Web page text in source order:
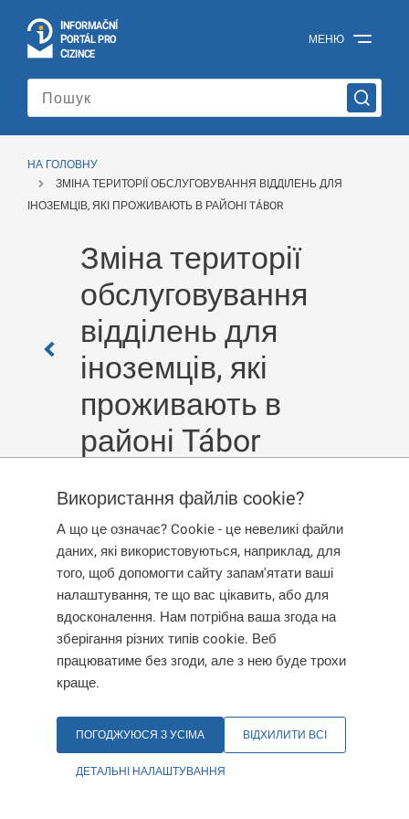
INFORMAČNÍ
PORTÁL PRO
CIZINCE
портал
іноземців
Міністерства
Чеської
Республіки
МЕНЮ
Використання файлів cookie?
А що це означає? Cookie - це невеликі файли
даних, які використовуються, наприклад, для
того, щоб допомогти сайту запам'ятати ваші
налаштування, те що вас цікавить, або для
вдосконалення. Нам потрібна ваша згода на
зберігання різних типів cookie. Веб
працюватиме без згоди, але з нею буде трохи
краще.
ПОГОДЖУЮСЯ З УСІМА ВІДХИЛИТИ ВСІ
ДЕТАЛЬНІ НАЛАШТУВАННЯ
НА ГОЛОВНУ
ЗМІНА ТЕРИТОРІЇ ОБСЛУГОВУВАННЯ ВІДДІЛЕНЬ ДЛЯ
ІНОЗЕМЦІВ, ЯКІ ПРОЖИВАЮТЬ В РАЙОНІ TÁBOR
Зміна території
обслуговування
відділень для
іноземців, які
проживають в
районі Tábor
Опубліковано:12. 5. 2026
15 травня 2026 року відбудеться
території обслуговування відділень
іноземців з адресою зареєстрованого місця
проживання в
районі Tábor
Південночеському краї, тобто до відділеньу
містах České Budějovice, Písek та Jindřichův
Hradec.